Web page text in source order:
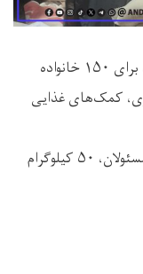
ریاست آمادگی مبارزه با حوادث ولایت بغلان، برای ۱۵۰ خانواده
کمک‌های غذایی
در جریان این روند، به هر خانواده در حضور مسئولان، ۵۰ کیلوگرام